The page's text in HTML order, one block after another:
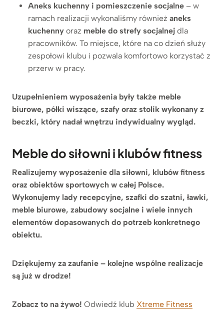
Aneks kuchenny i pomieszczenie socjalne – w
ramach realizacji wykonaliśmy również aneks
kuchenny oraz meble do strefy socjalnej dla
pracowników. To miejsce, które na co dzień służy
zespołowi klubu i pozwala komfortowo korzystać z
przerw w pracy.
Uzupełnieniem wyposażenia były także meble
biurowe, półki wiszące, szafy oraz stolik wykonany z
beczki, który nadał wnętrzu indywidualny wygląd.
Meble do siłowni i klubów fitness
Realizujemy wyposażenie dla siłowni, klubów fitness
oraz obiektów sportowych w całej Polsce.
Wykonujemy lady recepcyjne, szafki do szatni, ławki,
meble biurowe, zabudowy socjalne i wiele innych
elementów dopasowanych do potrzeb konkretnego
obiektu.
Dziękujemy za zaufanie – kolejne wspólne realizacje
są już w drodze!
Zobacz to na żywo! Odwiedź klub Xtreme Fitness